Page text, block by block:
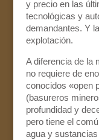
y precio en las
tecnológicas y
demandantes. Y
explotación.
A diferencia de la
no requiere de
conocidos «open
(basureros
profundidad y
pero tiene el
agua y